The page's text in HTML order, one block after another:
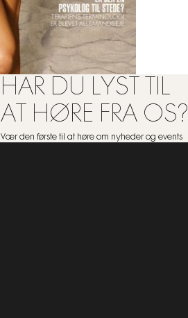
HAR DU LYST TIL
AT HØRE FRA OS?
Vær den første til at høre om nyheder og events